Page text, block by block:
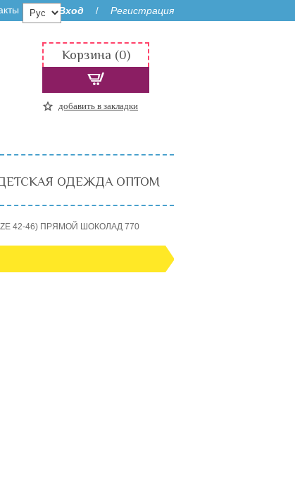
Вход / Регистрация
Корзина (0)
добавить в закладки
ОДЕЖДА ОПТОМ
42-46) ПРЯМОЙ ШОКОЛАД 770